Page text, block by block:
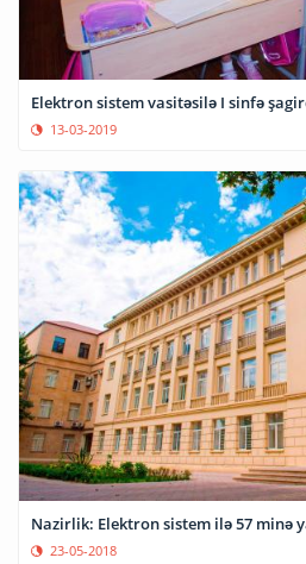
Elektron sistem vasitəsilə I sinfə
13-03-2019
Nazirlik: Elektron sistem ilə 57 minə
23-05-2018